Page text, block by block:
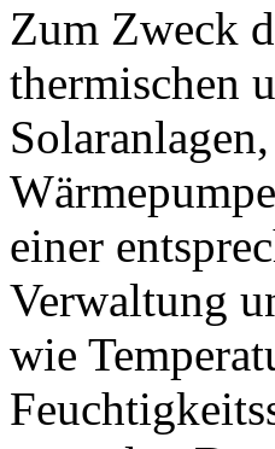
Zum Zweck
thermischen
einer
Verwaltung
wie